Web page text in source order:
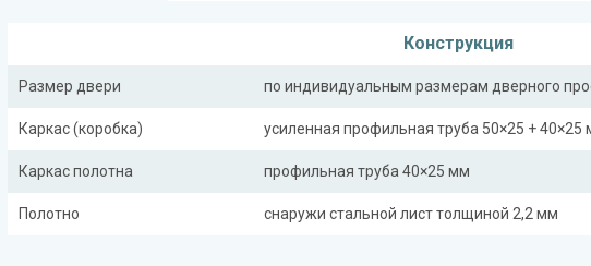
Конструкция
Размер двери по индивидуальным размерам дверного
Каркас (коробка) усиленная профильная труба 50×25 + 40×25
Каркас полотна профильная труба 40×25 мм
Полотно снаружи стальной лист толщиной 2,2 мм